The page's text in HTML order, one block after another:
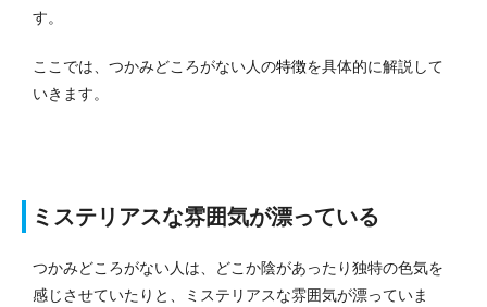
す。
ここでは、つかみどころがない人の特徴を具体的に解説して
いきます。
ミステリアスな雰囲気が漂っている
つかみどころがない人は、どこか陰があったり独特の色気を
感じさせていたりと、ミステリアスな雰囲気が漂っていま